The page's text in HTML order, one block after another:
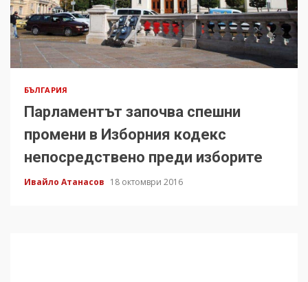
БЪЛГАРИЯ
Парламентът започва спешни
промени в Изборния кодекс
непосредствено преди изборите
Ивайло Атанасов 18 октомври 2016